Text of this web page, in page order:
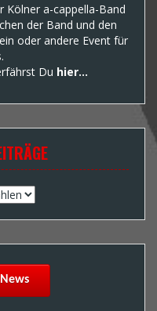
Kölner a-cappella-Band
der Band und den
oder andere Event für
Du hier…